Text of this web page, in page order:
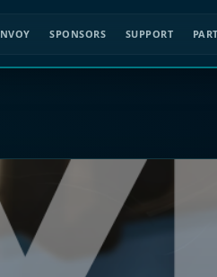
SPONSORS SUPPORT